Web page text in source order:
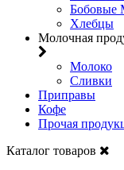
Бобовые
Хлебцы
Молочная
Молоко
Сливки
Приправы
Кофе
Прочая
Каталог товаров